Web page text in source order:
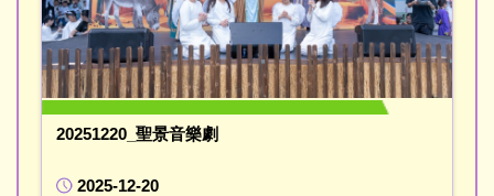
20251220_聖景音樂劇
2025-12-20